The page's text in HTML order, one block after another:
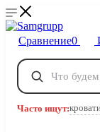
Сравнение0
Телефоны
8 800 222-40-09
Часто ищут: